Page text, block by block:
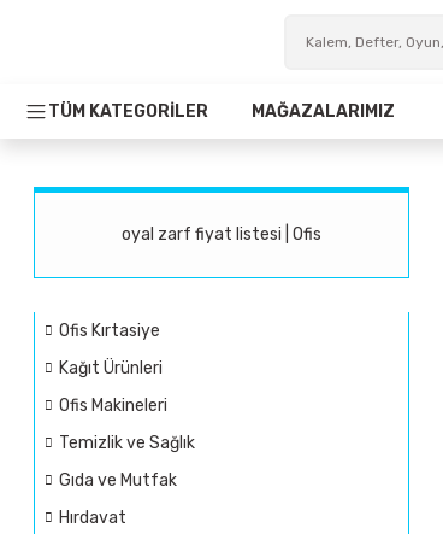
TÜM KATEGORİLER MAĞAZALARIMIZ
oyal zarf fiyat listesi | Ofis
Ofis Kırtasiye
Kağıt Ürünleri
Ofis Makineleri
Temizlik ve Sağlık
Gıda ve Mutfak
Hırdavat